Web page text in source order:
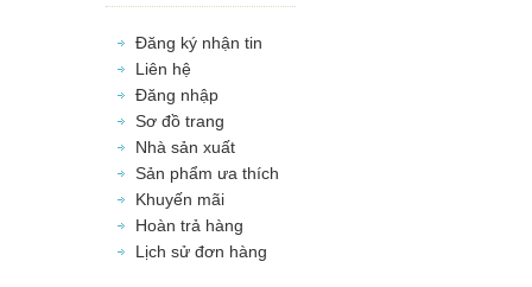
Đăng ký nhận tin
Liên hệ
Đăng nhập
Sơ đồ trang
Nhà sản xuất
Sản phẩm ưa thích
Khuyến mãi
Hoàn trả hàng
Lịch sử đơn hàng